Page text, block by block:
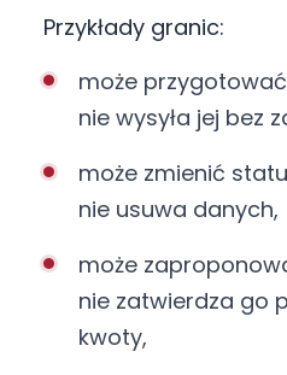
Przykłady granic:
może
nie wysyła jej bez
może zmienić
nie usuwa danych,
może
nie zatwierdza go
kwoty,